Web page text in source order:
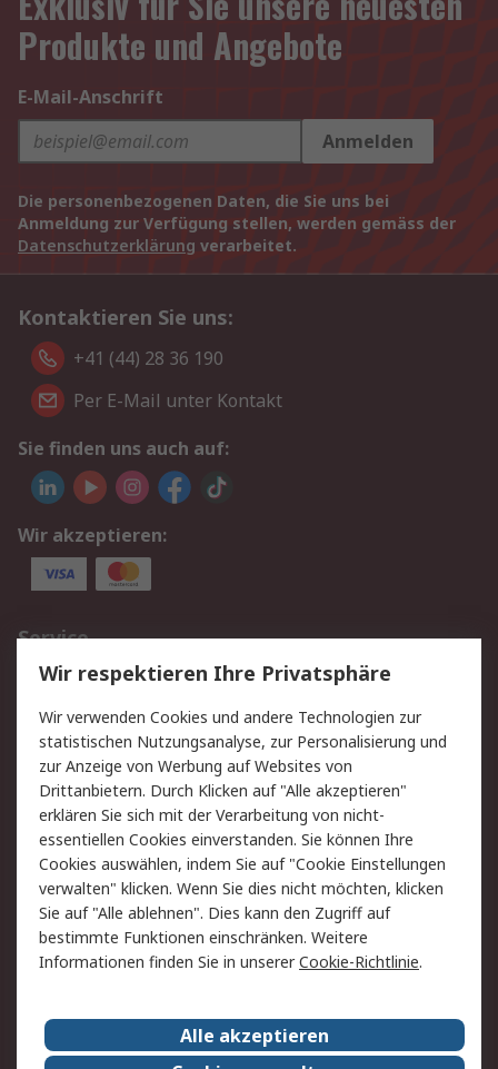
Produkte und Angebote
E-Mail-Anschrift
Anmelden
Die personenbezogenen Daten, die Sie uns bei
Anmeldung zur Verfügung stellen, werden gemäss der
Datenschutzerklärung verarbeitet.
Kontaktieren Sie uns:
+41 (44) 28 36 190
Per E-Mail unter Kontakt
Sie finden uns auch auf:
Wir akzeptieren:
Service
Value Added Services
Lieferlösungen
Rücksendungen
Kontakt
Hilfe
Rechtliches
AGB
Datenschutz
Cookie-Richtlinie
Zahlungsbedingungen
Copyright/Impressum
Über RS
Karriere bei RS
Nachhaltigkeit
Qualität/Umwelt/ZertifikatePresse-Center
Wir respektieren Ihre Privatsphäre
Wir verwenden Cookies und andere Technologien zur
statistischen Nutzungsanalyse, zur Personalisierung und
zur Anzeige von Werbung auf Websites von
Drittanbietern. Durch Klicken auf "Alle akzeptieren"
erklären Sie sich mit der Verarbeitung von nicht-
essentiellen Cookies einverstanden. Sie können Ihre
Cookies auswählen, indem Sie auf "Cookie Einstellungen
verwalten" klicken. Wenn Sie dies nicht möchten, klicken
Sie auf "Alle ablehnen". Dies kann den Zugriff auf
bestimmte Funktionen einschränken. Weitere
Informationen finden Sie in unsererCookie-Richtlinie.
Alle akzeptieren